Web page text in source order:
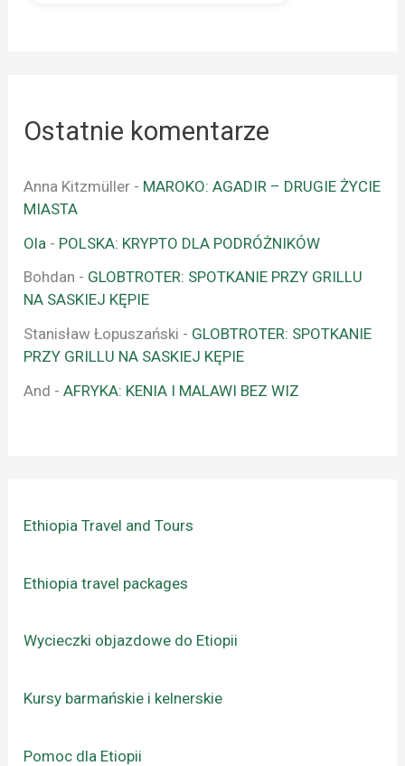
Ostatnie komentarze
Anna Kitzmüller - MAROKO: AGADIR – DRUGIE ŻYCIE
MIASTA
Ola - POLSKA: KRYPTO DLA PODRÓŻNIKÓW
Bohdan - GLOBTROTER: SPOTKANIE PRZY GRILLU
NA SASKIEJ KĘPIE
Stanisław Łopuszański - GLOBTROTER: SPOTKANIE
PRZY GRILLU NA SASKIEJ KĘPIE
And -AFRYKA: KENIA I MALAWI BEZ WIZ
Ethiopia Travel and Tours
Ethiopia travel packages
Wycieczki objazdowe do Etiopii
Kursy barmańskie i kelnerskie
Pomoc dla Etiopii